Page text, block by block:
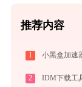
推荐内容
1 小黑盒加速
2